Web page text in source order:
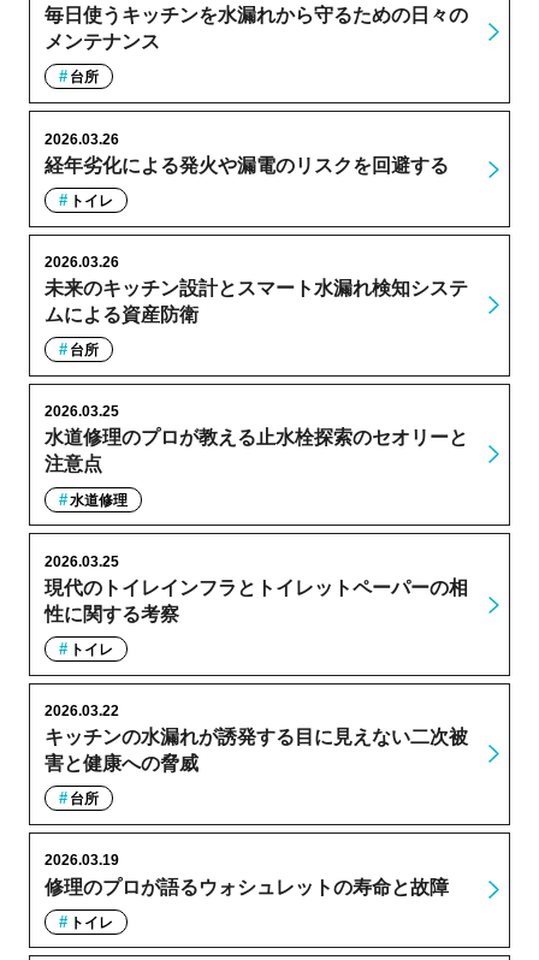
毎日使うキッチンを水漏れから守るための日々の
メンテナンス
台所
経年劣化による発火や漏電のリスクを回避する
2026.03.26
トイレ
未来のキッチン設計とスマート水漏れ検知システ
ムによる資産防衛
2026.03.26
台所
水道修理のプロが教える止水栓探索のセオリーと
注意点
2026.03.25
水道修理
現代のトイレインフラとトイレットペーパーの相
性に関する考察
2026.03.25
トイレ
キッチンの水漏れが誘発する目に見えない二次被
害と健康への脅威
2026.03.22
台所
修理のプロが語るウォシュレットの寿命と故障
2026.03.19
トイレ